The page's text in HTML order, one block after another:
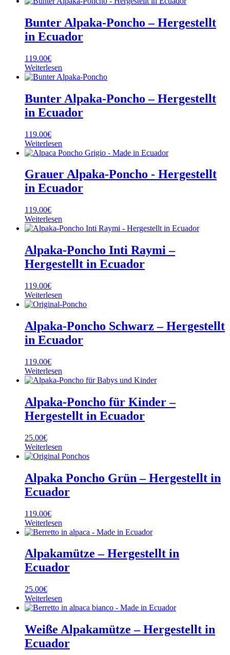
Bunter Alpaka-Poncho – Hergestellt
in Ecuador
119.00€
Weiterlesen
Bunter Alpaka-Poncho – Hergestellt
in Ecuador
119.00€
Weiterlesen
Grauer Alpaka-Poncho - Hergestellt
in Ecuador
119.00€
Weiterlesen
Alpaka-Poncho Inti Raymi –
Hergestellt in Ecuador
119.00€
Weiterlesen
Alpaka-Poncho Schwarz – Hergestellt
in Ecuador
119.00€
Weiterlesen
Alpaka-Poncho für Kinder –
Hergestellt in Ecuador
25.00€
Weiterlesen
Alpaka Poncho Grün – Hergestellt in
Ecuador
119.00€
Weiterlesen
Alpakamütze – Hergestellt in
Ecuador
25.00€
Weiterlesen
Weiße Alpakamütze – Hergestellt in
Ecuador